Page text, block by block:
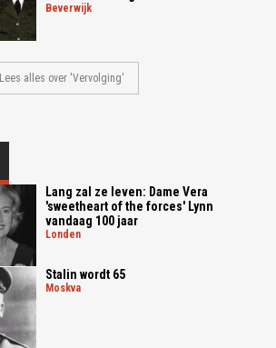
beverwijk
Lees alles over 'Vervolging'
Lang zal ze leven: Dame Vera
'sweetheart of the forces' Lynn
vandaag 100 jaar
londen
Stalin wordt 65
moskva